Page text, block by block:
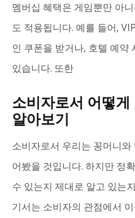
멤버십 혜택은 게임뿐만 아
도 적용됩니다. 예를 들어,
인 쿠폰을 받거나, 호텔 예약
있습니다. 또한
소비자로서 어떻
알아보기
소비자로서 우리는 꽁머니
어봤을 것입니다. 하지만 정
수 있는지 제대로 알고 있는
기서는 소비자의 관점에서